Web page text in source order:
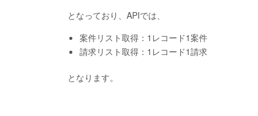
となっており、APIでは、
案件リスト取得：1レコード1案件
請求リスト取得：1レコード1請求
となります。